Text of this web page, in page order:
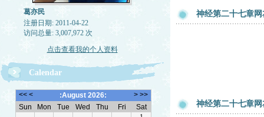
葛亦民
注册日期: 2011-04-22
访问总量: 3,007,972 次
点击查看我的个人资料
Calendar
神经第二十七章网
神经第二十七章网